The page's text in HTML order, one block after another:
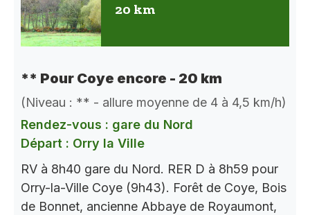
20 km
** Pour Coye encore - 20 km
(Niveau : ** - allure moyenne de 4 à 4,5 km/h)
Rendez-vous : gare du Nord
Départ : Orry la Ville
RV à 8h40 gare du Nord. RER D à 8h59 pour
Orry-la-Ville Coye (9h43). Forêt de Coye, Bois
de Bonnet, ancienne Abbaye de Royaumont,